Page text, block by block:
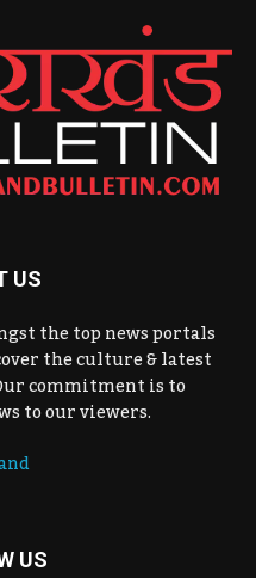
US
the top news portals
the culture & latest
commitment is to
to our viewers.
US